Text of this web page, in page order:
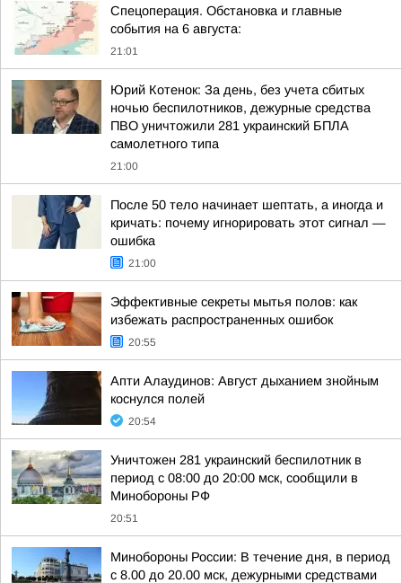
Спецоперация. Обстановка и главные
события на 6 августа:
21:01
Юрий Котенок: За день, без учета сбитых
ночью беспилотников, дежурные средства
ПВО уничтожили 281 украинский БПЛА
самолетного типа
21:00
После 50 тело начинает шептать, а иногда и
кричать: почему игнорировать этот сигнал —
ошибка
21:00
Эффективные секреты мытья полов: как
избежать распространенных ошибок
20:55
Апти Алаудинов: Август дыханием знойным
коснулся полей
20:54
Уничтожен 281 украинский беспилотник в
период с 08:00 до 20:00 мск, сообщили в
Минобороны РФ
20:51
Минобороны России: В течение дня, в период
с 8.00 до 20.00 мск, дежурными средствами